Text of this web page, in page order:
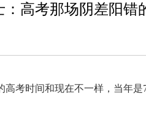
：高考那场阴差阳
高考时间和现在不一样，当年